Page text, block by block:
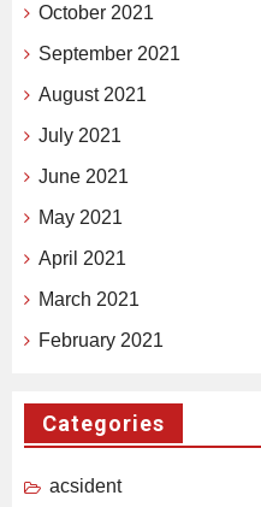
October 2021
September 2021
August 2021
July 2021
June 2021
May 2021
April 2021
March 2021
February 2021
Categories
acsident